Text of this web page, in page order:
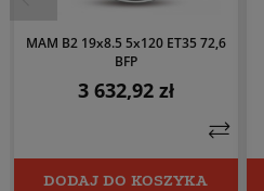
MAM B2 19x8.5 5x120 ET35 72,6
BFP
Cena
3 632,92 zł
DODAJ DO KOSZYKA